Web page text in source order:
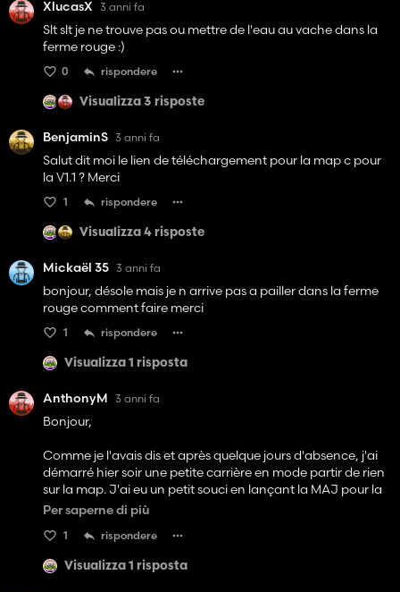
XlucasX 3 anni fa
Slt slt je ne trouve pas ou mettre de l'eau au vache dans la
ferme rouge :)
0 rispondere
Visualizza 3 risposte
BenjaminS 3 anni fa
Salut dit moi le lien de téléchargement pour la map c pour
la V1.1 ? Merci
1 rispondere
Visualizza 4 risposte
Mickaël 35 3 anni fa
bonjour, désole mais je n arrive pas a pailler dans la ferme
rouge comment faire merci
1 rispondere
Visualizza 1 risposta
AnthonyM 3 anni fa
Bonjour,
Comme je l'avais dis et après quelque jours d'absence, j'ai
démarré hier soir une petite carrière en mode partir de rien
sur la map. J'ai eu un petit souci en lançant la MAJ pour la
1ère fois: un champ 1 apparaissait au dessus des autres et à
situé juste à sa gauche. Je l'ai supprimé dans Giants Editor
et c'est bon. J'ai rendu toutes les parcelles avec easy dev
controls.
Per saperne di più
1 rispondere
Visualizza 1 risposta